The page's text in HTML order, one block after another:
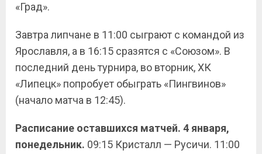
«Град».
Завтра липчане в 11:00 сыграют с командой из
Ярославля, а в 16:15 сразятся с «Союзом». В
последний день турнира, во вторник, ХК
«Липецк» попробует обыграть «Пингвинов»
(начало матча в 12:45).
Расписание оставшихся матчей. 4 января,
понедельник. 09:15 Кристалл — Русичи. 11:00